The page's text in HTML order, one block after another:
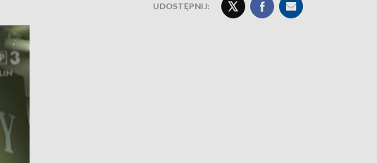
UDOSTĘPNIJ: